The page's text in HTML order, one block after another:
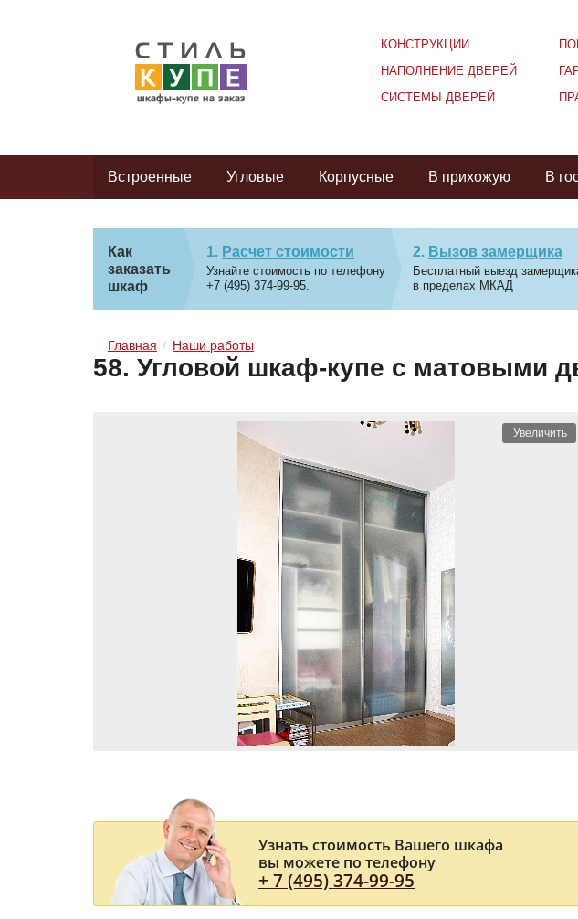
КОНСТРУКЦИИ
НАПОЛНЕНИЕ ДВЕРЕЙ
СИСТЕМЫ ДВЕРЕЙ
Встроенные Угловые Корпусные В прихожую В
Как
заказать
шкаф
Расчет стоимости
Узнайте стоимость по телефону
+7 (495) 374-99-95.
Вызов замерщика
Бесплатный выезд
в пределах МКАД
Главная Наши работы
58. Угловой шкаф-купе с матовыми
Увеличить
Узнать стоимость Вашего шкафа
вы можете по телефону
+ 7 (495) 374-99-95